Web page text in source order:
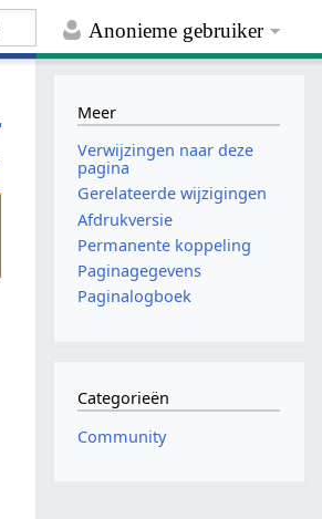
Anonieme gebruiker
Meer
Verwijzingen naar deze
pagina
Gerelateerde wijzigingen
Afdrukversie
Permanente koppeling
Paginagegevens
Paginalogboek
Categorieën
Community